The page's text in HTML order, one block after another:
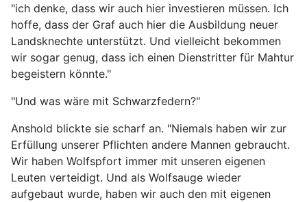
"ich denke, dass wir auch hier investieren müssen. Ich
hoffe, dass der Graf auch hier die Ausbildung neuer
Landsknechte unterstützt. Und vielleicht bekommen
wir sogar genug, dass ich einen Dienstritter für Mahtur
begeistern könnte."
"Und was wäre mit Schwarzfedern?"
Anshold blickte sie scharf an. "Niemals haben wir zur
Erfüllung unserer Pflichten andere Mannen gebraucht.
Wir haben Wolfspfort immer mit unseren eigenen
Leuten verteidigt. Und als Wolfsauge wieder
aufgebaut wurde, haben wir auch den mit eigenen